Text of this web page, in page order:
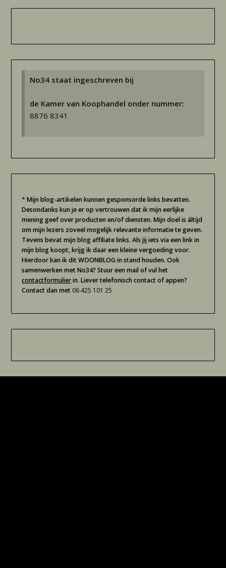
No34 staat ingeschreven bij
de Kamer van Koophandel onder nummer:
8876 8341
*Mijn blog-artikelen kunnen gesponsorde links bevatten.
Desondanks kun je er op vertrouwen dat ik mijn eerlijke
mening geef over producten en/of diensten. Mijn doel is áltijd
om mijn lezers zoveel mogelijk relevante informatie te geven.
Tevens bevat mijn blog affiliate links. Als jij iets via een link in
mijn blog koopt, krijg ik daar een kleine vergoeding voor.
Hierdoor kan ik dit WOONBLOG in stand houden. Ook
samenwerken met No34? Stuur een mail of vul het
contactformulierin. Liever telefonisch contact of appen?
Contact dan met 06 425 101 25